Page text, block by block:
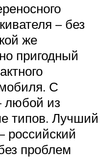
– без
же
пригодный
С
любой из
типов. Лучший
российский
проблем